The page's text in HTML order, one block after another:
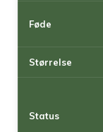
Føde
Størrelse
Status